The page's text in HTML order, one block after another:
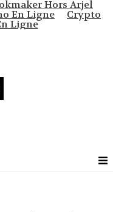
Hors Arjel
En Ligne Crypto
Ligne